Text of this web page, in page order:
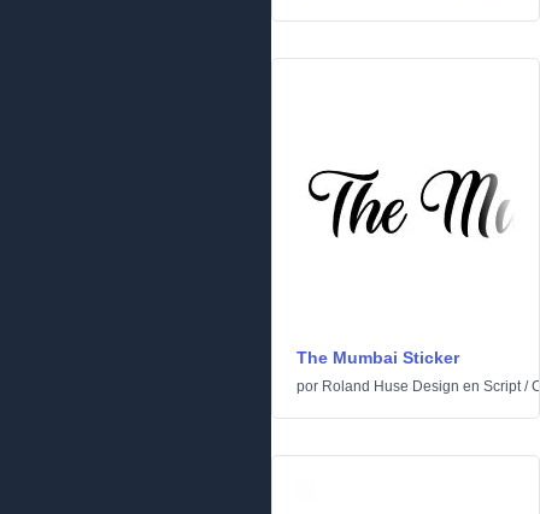
The Mumbai Sticker
por Roland Huse Design en Script/